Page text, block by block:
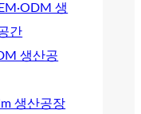
생
간
생산공
생산공장